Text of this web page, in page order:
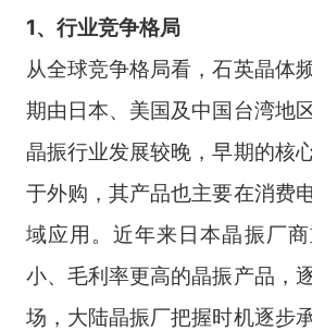
1、行业竞争格局
从全球竞争格局看，石英晶体
期由日本、美国及中国台湾地
晶振行业发展较晚，早期的核
于外购，其产品也主要在消费
域应用。近年来日本晶振厂
小、毛利率更高的晶振产品，
场，大陆晶振厂把握时机逐步